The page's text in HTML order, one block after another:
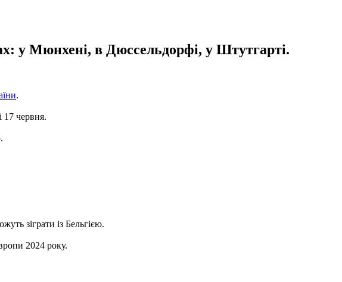
у Мюнхені, в Дюссельдорфі, у Штутгарті.
.
червня.
зіграти із Бельгією.
2024 року.